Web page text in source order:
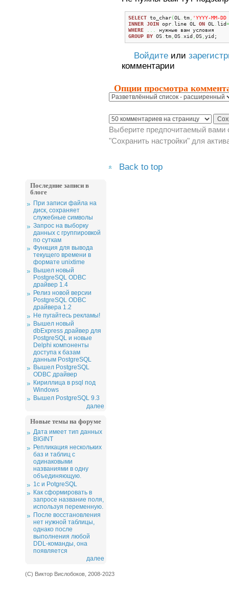
SELECT to_char(OL.tm, 'YYYY-MM-
INNER JOIN opr.line OL ON OL.lid=
WHERE
...
GROUP BY OS.tm,OS.xid ,OS,yid;
Войдитеили
комментарии
Опции просмотра
Выберите предпочитаемый вами
"Сохранить настройки" для
Back to top
Последние записи в
блоге
При записи файла на
диск, сохраняет
служебные символы
Запрос на выборку
данных с группировкой
по суткам
Функция для вывода
текущего времени в
формате unixtime
Вышел новый
PostgreSQL ODBC
драйвер 1.4
Релиз новой версии
PostgreSQL ODBC
драйвера 1.2
Не пугайтесь рекламы!
Вышел новый
dbExpress драйвер для
PostgreSQL и новые
Delphi компоненты
доступа к базам
данным PostgreSQL
Вышел PostgreSQL
ODBC драйвер
Кириллица в psql под
Windows
Вышел PostgreSQL 9.3
далее
Новые темы на форуме
Дата имеет тип данных
BIGINT
Репликация нескольких
баз и таблиц с
одинаковыми
названиями в одну
объединяющую.
1c и PotgreSQL
Как сформировать в
запросе название поля,
используя переменную.
После восстановления
нет нужной таблицы,
однако после
выполнения любой
DDL-команды, она
появляется
далее
(С) Виктор Вислобоков, 2008-2023